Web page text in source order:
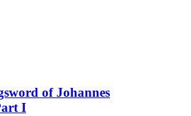
of Johannes
I